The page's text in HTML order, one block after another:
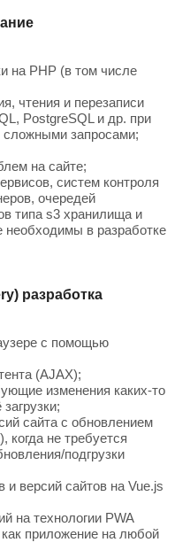
на PHP (в том числе
чтения и перезаписи
PostgreSQL и др. при
запросами;
на сайте;
систем контроля
очередей
типа s3 хранилища и
необходимы в разработке
разработка
с помощью
(AJAX);
изменения каких-то
сайта с обновлением
когда не требуется
подгрузки
версий сайтов на Vue.js
на технологии PWA
как приложение на любой